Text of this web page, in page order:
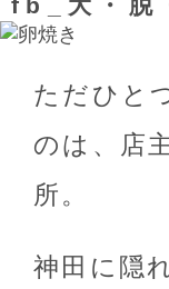
ただひと
のは、店
所。
神田に隠